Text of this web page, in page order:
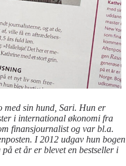
med sin hund, Sari. Hun er
i international økonomi fra
finansjournalist og var bl.a.
I 2012 udgav hun bogen
et år er blevet en bestseller i